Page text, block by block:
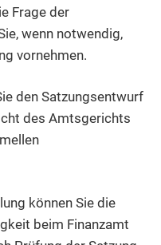
Frage der
wenn notwendig,
vornehmen.
den Satzungsentwurf
des Amtsgerichts
können Sie die
beim Finanzamt